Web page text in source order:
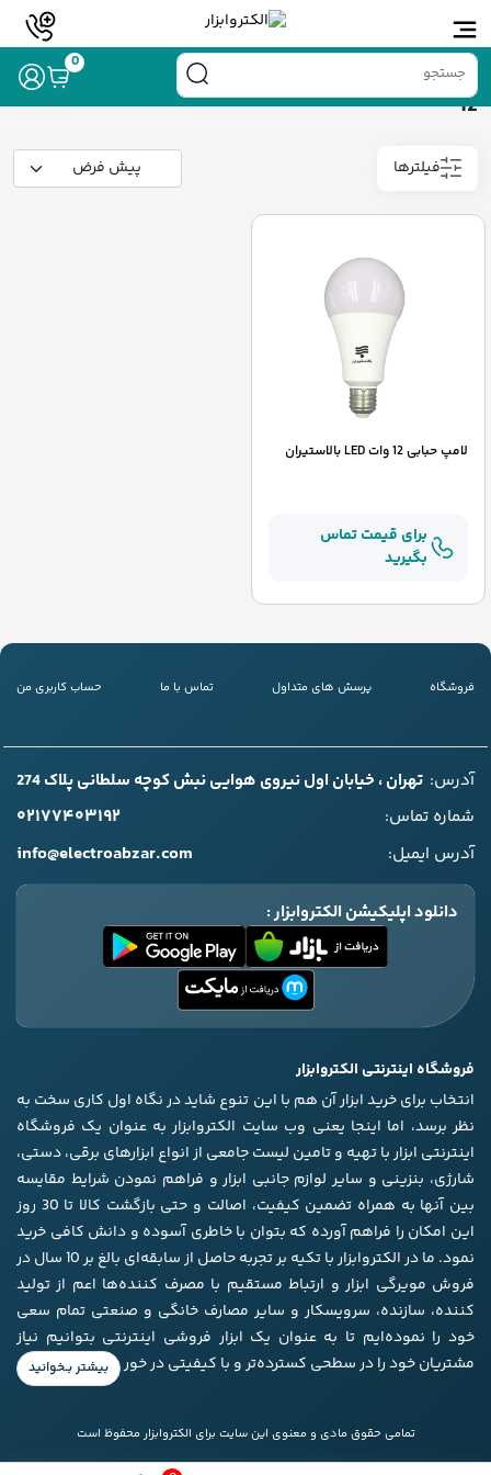
0 خانه/ محصولات برچسب خورده “12”
12
فیلترها
لامپ حبابی 12 وات LED بالاستیران
برای قیمت تماس
بگیرید
فروشگاه پرسش های متداول تماس با ما حساب کاربری من
آدرس: تهران ، خیابان اول نیروی هوایی نبش کوچه سلطانی پلاک 274
شماره تماس:
۰۲۱۷۷۴۰۳۱۹۲
آدرس ایمیل: info@electroabzar.com
دانلود اپلیکیشن الکتروابزار :
فروشگاه اینترنتی الکتروابزار
انتخاب برای خرید ابزار آن هم با این تنوع شاید در نگاه اول کاری سخت به
نظر برسد، اما اینجا یعنی وب سایت الکتروابزار به عنوان یک فروشگاه
اینترنتی ابزار با تهیه و تامین لیست جامعی از انواع ابزار‌های برقی، دستی،
شارژی، بنزینی و سایر لوازم جانبی ابزار و فراهم نمودن شرایط مقایسه
بین آنها به همراه تضمین کیفیت، اصالت و حتی بازگشت کالا تا 30 روز
این امکان را فراهم آورده که بتوان با خاطری آسوده و دانش کافی خرید
نمود. ما در الکتروابزار با تکیه بر تجربه حاصل از سابقه‌ای بالغ بر 10 سال در
فروش مویرگی ابزار و ارتباط مستقیم با مصرف کننده‌ها اعم از تولید
کننده، سازنده، سرویسکار و سایر مصارف خانگی و صنعتی تمام سعی
خود را نموده‌ایم تا به عنوان یک ابزار فروشی اینترنتی بتوانیم نیاز
مشتریان خود را در سطحی کسترده‌تر و با کیفیتی در خور برآورده کنیم.
تمامی حقوق مادی و معنوی این سایت برای الکتروابزار محفوظ است